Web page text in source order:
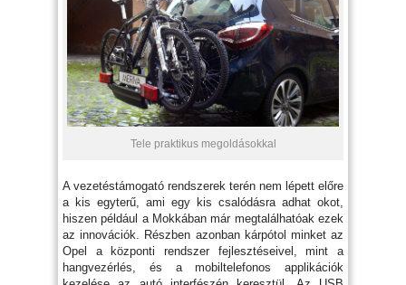
Tele praktikus megoldásokkal
A vezetéstámogató rendszerek terén nem lépett előre
a kis egyterű, ami egy kis csalódásra adhat okot,
hiszen például a Mokkában már megtalálhatóak ezek
az innovációk. Részben azonban kárpótol minket az
Opel a központi rendszer fejlesztéseivel, mint a
hangvezérlés, és a mobiltelefonos applikációk